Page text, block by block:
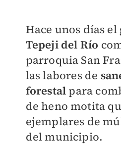
Hace unos días
Tepeji del Río
parroquia San
las labores de
forestal para
de heno motita
ejemplares de
del municipio.